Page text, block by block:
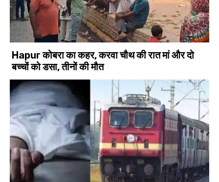
Hapur कोबरा का कहर, करवा चौथ की रात मां और दो
बच्चों को डसा, तीनों की मौत